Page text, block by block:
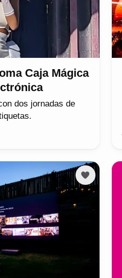
Caja Mágica
dos jornadas de